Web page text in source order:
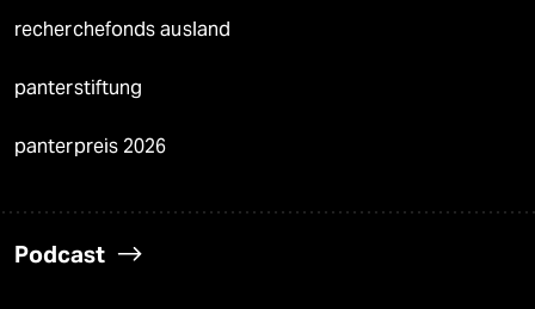
recherchefonds ausland
panterstiftung
panterpreis 2026
Podcast